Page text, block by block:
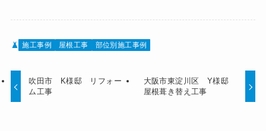
施工事例 屋根工事 部位別施工事例
吹田市 K様邸 リフォー
ム工事
大阪市東淀川区 Y様邸
屋根葺き替え工事